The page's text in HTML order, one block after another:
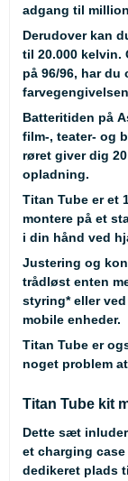
adgang til
Derudover kan
til 20.000 kelvin.
på 96/96, har
Batteritiden på
film-, teater- og
røret giver dig
opladning.
Titan Tube er et
montere på et
i din hånd ved
Justering og
trådløst enten
styring*eller ved
mobile enheder.
Titan Tube er
noget problem
Titan Tube kit
Dette sæt
et charging
dedikeret plads